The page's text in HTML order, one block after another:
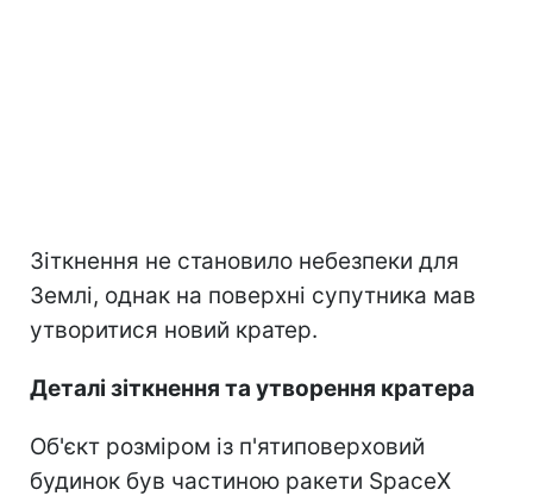
Зіткнення не становило небезпеки для
Землі, однак на поверхні супутника мав
утворитися новий кратер.
Деталі зіткнення та утворення кратера
Об'єкт розміром із п'ятиповерховий
будинок був частиною ракети SpaceX